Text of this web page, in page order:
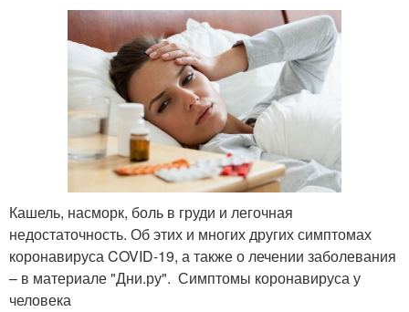
Кашель, насморк, боль в груди и легочная
недостаточность. Об этих и многих других симптомах
коронавируса COVID-19, а также о лечении заболевания
– в материале "Дни.ру". Симптомы коронавируса у
человека